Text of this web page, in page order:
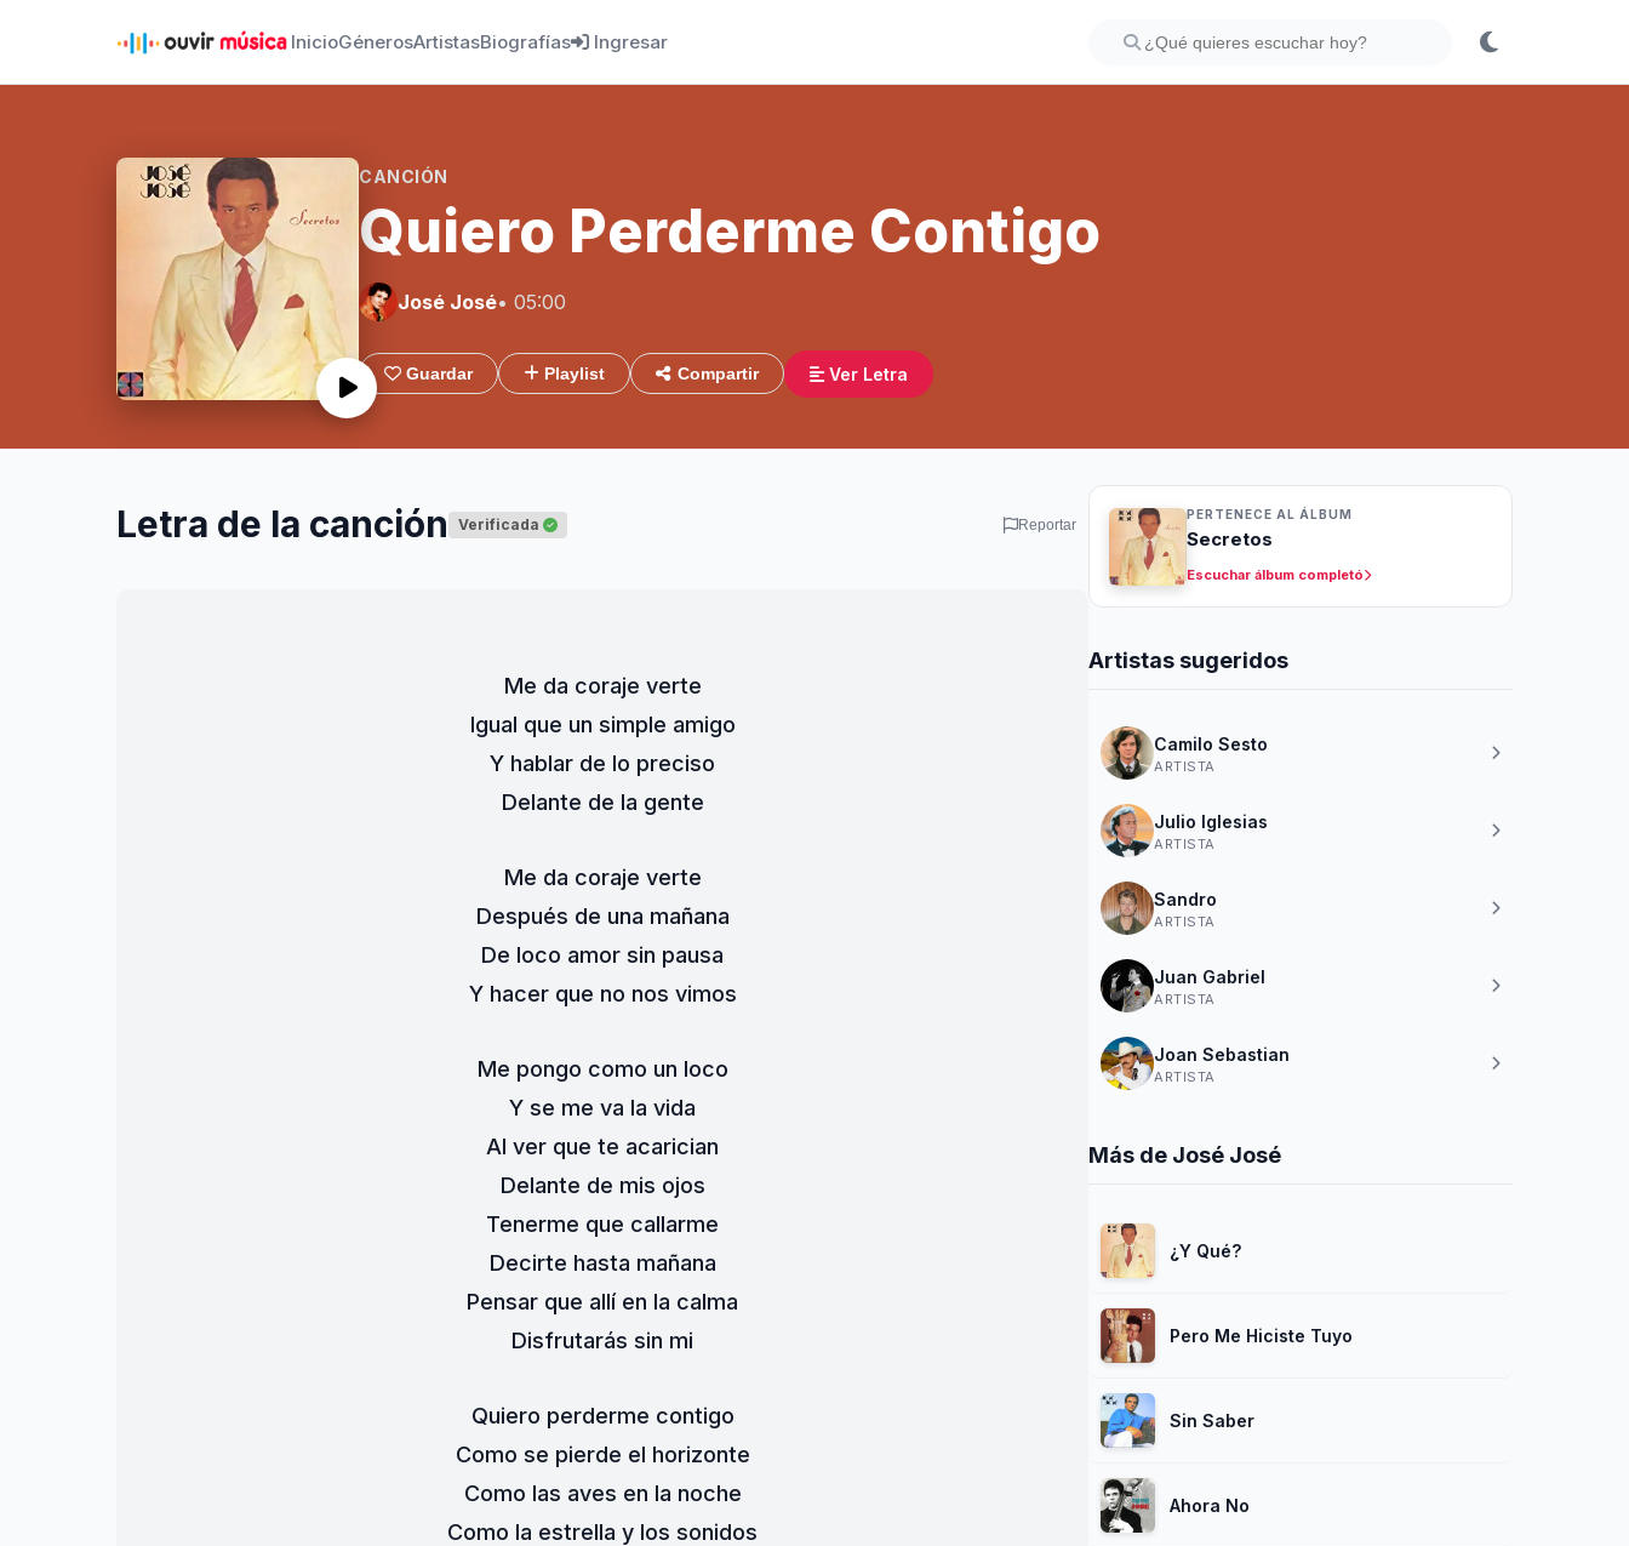
InicioGénerosArtistasBiografías Ingresar
CANCIÓN
Quiero Perderme Contigo
José José• 05:00
Guardar Playlist Compartir Ver Letra
Letra de la canción Verificada Reportar
Me da coraje verte
Igual que un simple amigo
Y hablar de lo preciso
Delante de la gente
Me da coraje verte
Después de una mañana
De loco amor sin pausa
Y hacer que no nos vimos
Me pongo como un loco
Y se me va la vida
Al ver que te acarician
Delante de mis ojos
Tenerme que callarme
Decirte hasta mañana
Pensar que allí en la calma
Disfrutarás sin mi
Quiero perderme contigo
Como se pierde el horizonte
Como las aves en la noche
Como la estrella y los sonidos
PERTENECE AL ÁLBUM
Secretos
Escuchar álbum completó
Artistas sugeridos
Camilo Sesto
ARTISTA
Julio Iglesias
ARTISTA
Sandro
ARTISTA
Juan Gabriel
ARTISTA
Joan Sebastian
ARTISTA
Más de José José
¿Y Qué?
Pero Me Hiciste Tuyo
Sin Saber
Ahora No